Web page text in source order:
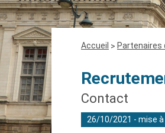
Fil
Accueil Partenaires
Contact
26/10/2021 - mise